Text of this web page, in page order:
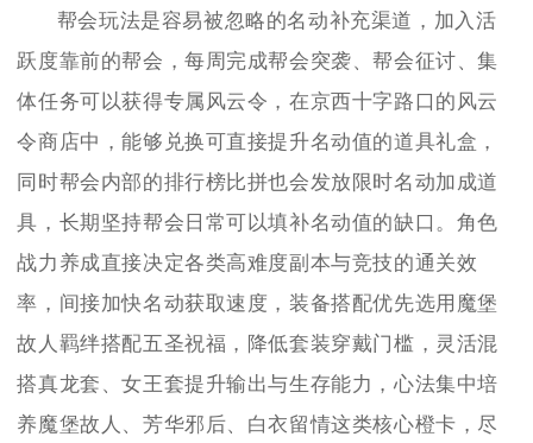
帮会玩法是容易被忽略的名动补充渠道，加入活
跃度靠前的帮会，每周完成帮会突袭、帮会征讨、集
体任务可以获得专属风云令，在京西十字路口的风云
令商店中，能够兑换可直接提升名动值的道具礼盒，
同时帮会内部的排行榜比拼也会发放限时名动加成道
具，长期坚持帮会日常可以填补名动值的缺口。角色
战力养成直接决定各类高难度副本与竞技的通关效
率，间接加快名动获取速度，装备搭配优先选用魔堡
故人羁绊搭配五圣祝福，降低套装穿戴门槛，灵活混
搭真龙套、女王套提升输出与生存能力，心法集中培
养魔堡故人、芳华邪后、白衣留情这类核心橙卡，尽